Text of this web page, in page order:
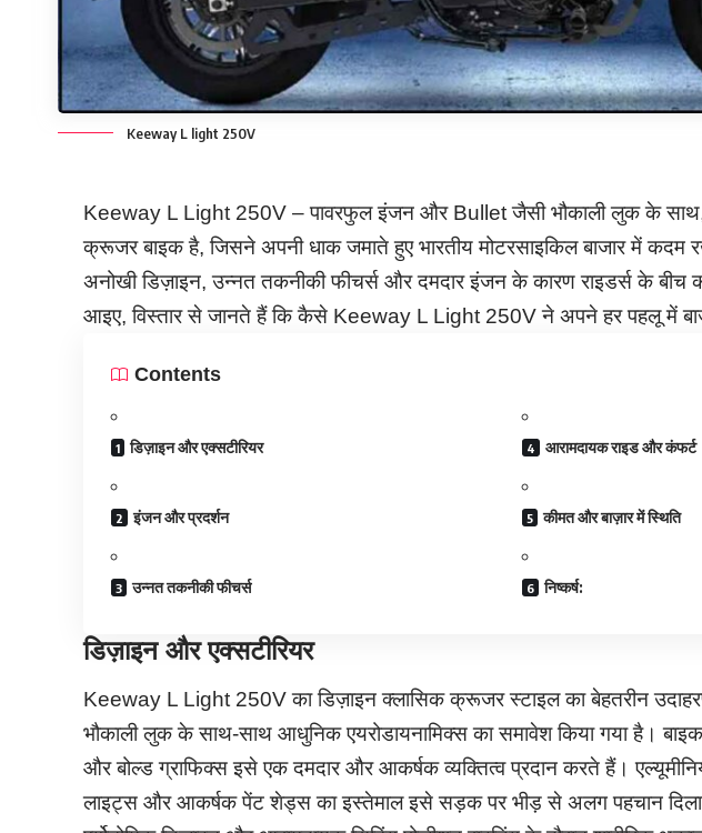
Keeway L light 250V
Keeway L Light 250V – पावरफुल इंजन और Bullet जैसी भौकाली लुक के साथ,
क्रूजर बाइक है, जिसने अपनी धाक जमाते हुए भारतीय मोटरसाइकिल बाजार में कदम
अनोखी डिज़ाइन, उन्नत तकनीकी फीचर्स और दमदार इंजन के कारण राइडर्स के बीच
आइए, विस्तार से जानते हैं कि कैसे Keeway L Light 250V ने अपने हर पहलू में
Contents
डिज़ाइन और एक्सटीरियर
इंजन और प्रदर्शन
उन्नत तकनीकी फीचर्स
आरामदायक राइड और कंफर्ट
कीमत और बाज़ार में स्थिति
निष्कर्ष:
डिज़ाइन और एक्सटीरियर
Keeway L Light 250V का डिज़ाइन क्लासिक क्रूजर स्टाइल का बेहतरीन
भौकाली लुक के साथ-साथ आधुनिक एयरोडायनामिक्स का समावेश किया गया है। बाइक
और बोल्ड ग्राफिक्स इसे एक दमदार और आकर्षक व्यक्तित्व प्रदान करते हैं।
लाइट्स और आकर्षक पेंट शेड्स का इस्तेमाल इसे सड़क पर भीड़ से अलग पहचान